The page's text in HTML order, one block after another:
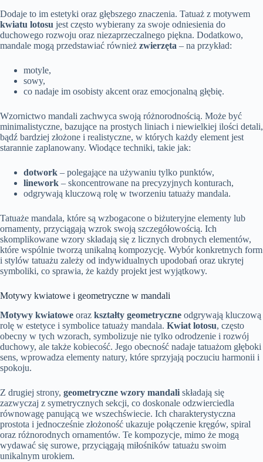
Dodaje to im estetyki oraz głębszego znaczenia. Tatuaż z motywem
kwiatu lotosu jest często wybierany za swoje odniesienia do
duchowego rozwoju oraz niezaprzeczalnego piękna. Dodatkowo,
mandale mogą przedstawiać również zwierzęta – na przykład:
motyle,
sowy,
co nadaje im osobisty akcent oraz emocjonalną głębię.
Wzornictwo mandali zachwyca swoją różnorodnością. Może być
minimalistyczne, bazujące na prostych liniach i niewielkiej ilości detali,
bądź bardziej złożone i realistyczne, w których każdy element jest
starannie zaplanowany. Wiodące techniki, takie jak:
dotwork – polegające na używaniu tylko punktów,
linework – skoncentrowane na precyzyjnych konturach,
odgrywają kluczową rolę w tworzeniu tatuaży mandala.
Tatuaże mandala, które są wzbogacone o biżuteryjne elementy lub
ornamenty, przyciągają wzrok swoją szczegółowością. Ich
skomplikowane wzory składają się z licznych drobnych elementów,
które wspólnie tworzą unikalną kompozycję. Wybór konkretnych form
i stylów tatuażu zależy od indywidualnych upodobań oraz ukrytej
symboliki, co sprawia, że każdy projekt jest wyjątkowy.
Motywy kwiatowe i geometryczne w mandali
Motywy kwiatowe oraz kształty geometryczne odgrywają kluczową
rolę w estetyce i symbolice tatuaży mandala. Kwiat lotosu, często
obecny w tych wzorach, symbolizuje nie tylko odrodzenie i rozwój
duchowy, ale także kobiecość. Jego obecność nadaje tatuażom głęboki
sens, wprowadza elementy natury, które sprzyjają poczuciu harmonii i
spokoju.
Z drugiej strony, geometryczne wzory mandali składają się
zazwyczaj z symetrycznych sekcji, co doskonale odzwierciedla
równowagę panującą we wszechświecie. Ich charakterystyczna
prostota i jednocześnie złożoność ukazuje połączenie kręgów, spiral
oraz różnorodnych ornamentów. Te kompozycje, mimo że mogą
wydawać się surowe, przyciągają miłośników tatuażu swoim
unikalnym urokiem.